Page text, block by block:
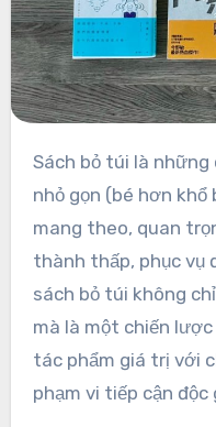
Sách bỏ túi là những cuốn sách có kích thước
nhỏ gọn (bé hơn
mang theo, quan
thành thấp, phục vụ
sách bỏ túi không
mà là một chiến
tác phẩm giá trị với
phạm vi tiếp cận độc